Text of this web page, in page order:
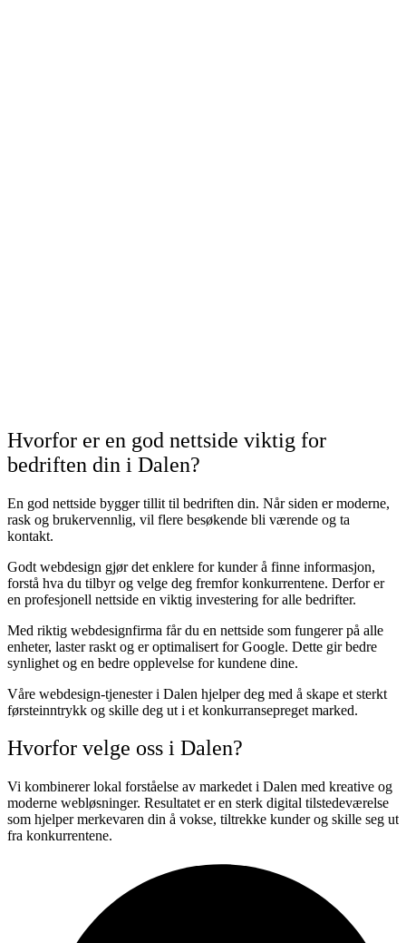
Hvorfor er en god nettside viktig for
bedriften din i Dalen?
En god nettside bygger tillit til bedriften din. Når siden er moderne,
rask og brukervennlig, vil flere besøkende bli værende og ta
kontakt.
Godt webdesign gjør det enklere for kunder å finne informasjon,
forstå hva du tilbyr og velge deg fremfor konkurrentene. Derfor er
en profesjonell nettside en viktig investering for alle bedrifter.
Med riktig webdesignfirma får du en nettside som fungerer på alle
enheter, laster raskt og er optimalisert for Google. Dette gir bedre
synlighet og en bedre opplevelse for kundene dine.
Våre webdesign-tjenester i Dalen hjelper deg med å skape et sterkt
førsteinntrykk og skille deg ut i et konkurransepreget marked.
Hvorfor velge oss i Dalen?
Vi kombinerer lokal forståelse av markedet i Dalen med kreative og
moderne webløsninger. Resultatet er en sterk digital tilstedeværelse
som hjelper merkevaren din å vokse, tiltrekke kunder og skille seg ut
fra konkurrentene.